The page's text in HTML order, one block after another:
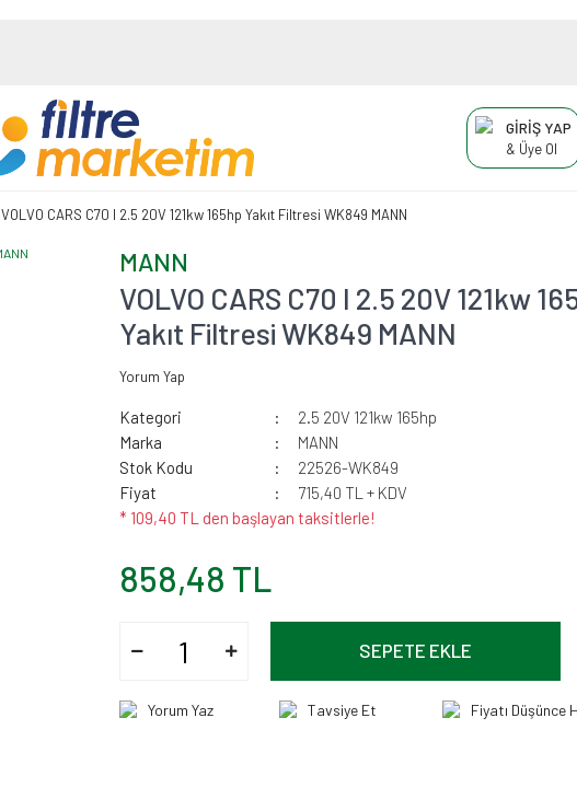
GİRİŞ YAP
& Üye Ol
VOLVO CARS C70 I 2.5 20V 121kw 165hp Yakıt Filtresi WK849 MANN
MANN
VOLVO CARS C70 I 2.5 20V 121kw
Yakıt Filtresi WK849 MANN
Yorum Yap
Kategori
2.5 20V 121kw 165hp
Marka
MANN
Stok Kodu
22526-WK849
Fiyat
715,40 TL + KDV
* 109,40 TL den başlayan taksitlerle!
858,48 TL
SEPETE EKLE
Yorum Yaz Tavsiye Et Fiyatı Düşünce